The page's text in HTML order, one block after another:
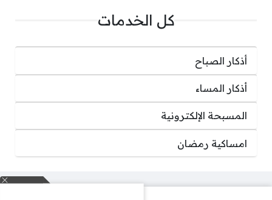
كل الخدمات
أذكار الصباح
أذكار المساء
المسبحة الإلكترونية
امساكية رمضان